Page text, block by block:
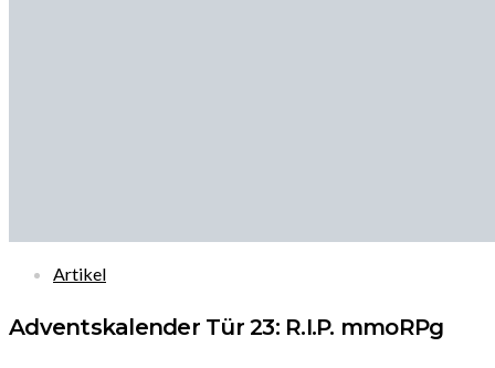
Artikel
Adventskalender Tür 23: R.I.P. mmoRPg